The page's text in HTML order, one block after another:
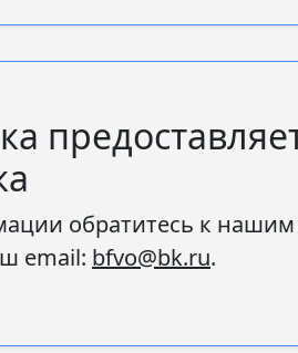
обратитесь к
email: bfvo@bk.ru.